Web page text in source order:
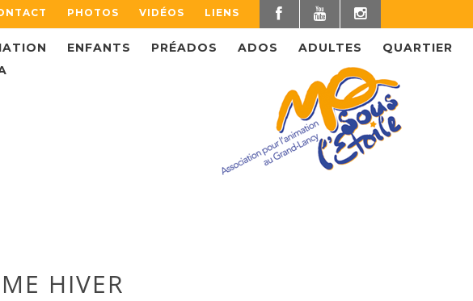
PHOTOS VIDÉOS LIENS
ENFANTS PRÉADOS ADOS ADULTES QUARTIER
HIVER